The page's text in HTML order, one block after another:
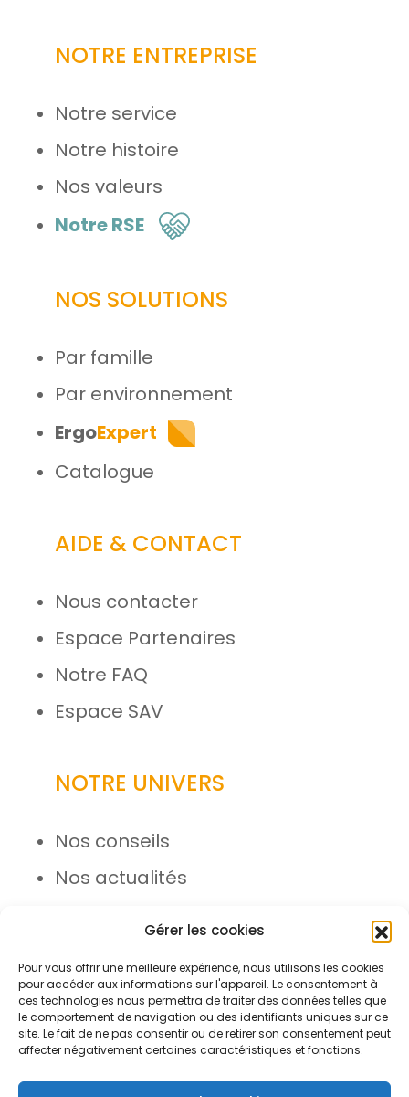
Gérer les cookies
Pour vous offrir une meilleure expérience, nous utilisons les cookies
pour accéder aux informations sur l'appareil. Le consentement à
ces technologies nous permettra de traiter des données telles que
le comportement de navigation ou des identifiants uniques sur ce
site. Le fait de ne pas consentir ou de retirer son consentement peut
affecter négativement certaines caractéristiques et fonctions.
NOTRE ENTREPRISE
Notre service
Notre histoire
Nos valeurs
Notre RSE
NOS SOLUTIONS
Par famille
Par environnement
ErgoExpert
Catalogue
AIDE & CONTACT
Nous contacter
Espace Partenaires
Notre FAQ
Espace SAV
NOTRE UNIVERS
Nos conseils
Nos actualités
© Azergo 2026 - Tous droits
réservés